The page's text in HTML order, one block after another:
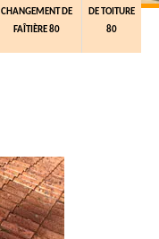
CHANGEMENT DE
FAÎTIÈRE 80
DE TOITURE
80